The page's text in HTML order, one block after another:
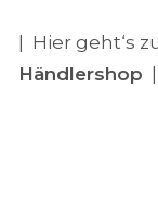
| Hier geht‘s
Händlershop